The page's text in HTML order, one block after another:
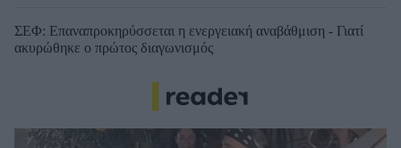
ΣΕΦ: Επαναπροκηρύσσεται η ενεργειακή αναβάθμιση - Γιατί
ακυρώθηκε ο πρώτος διαγωνισμός